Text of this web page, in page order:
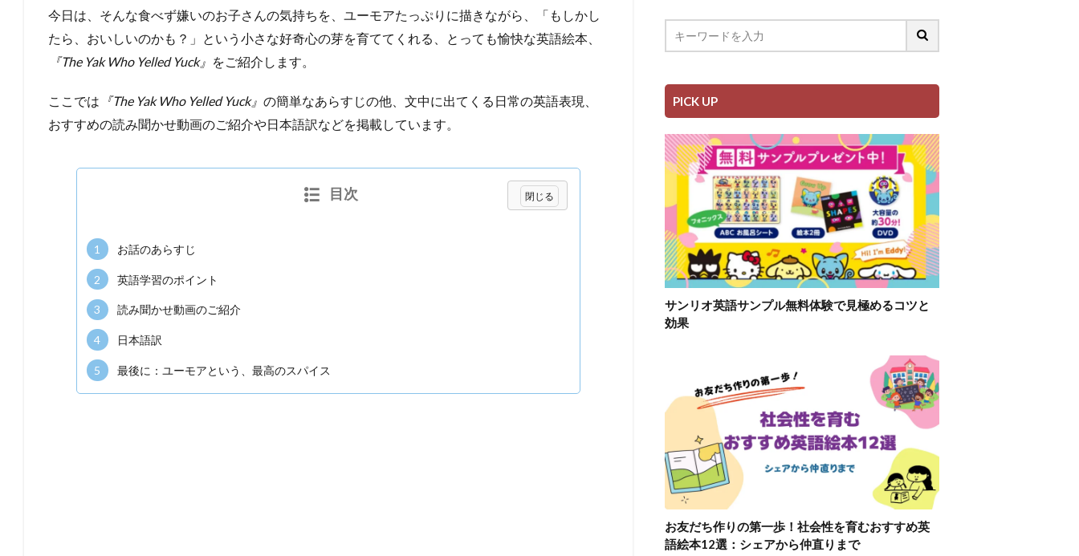
今日は、そんな食べず嫌いのお子さんの気持ちを、ユーモアたっぷりに描きながら、「もしかし
たら、おいしいのかも？」という小さな好奇心の芽を育ててくれる、とっても愉快な英語絵本、
『The Yak Who Yelled Yuck』 をご紹介します。
ここでは 『The Yak Who Yelled Yuck』 の簡単なあらすじの他、文中に出てくる日常の英語表現、
おすすめの読み聞かせ動画のご紹介や日本語訳などを掲載しています。
目次
1 お話のあらすじ
2 英語学習のポイント
3 読み聞かせ動画のご紹介
4 日本語訳
5 最後に：ユーモアという、最高のスパイス
PICK UP
サンリオ英語サンプル無料体験で見極めるコツと
効果
お友だち作りの第一歩！社会性を育むおすすめ英
語絵本12選：シェアから仲直りまで